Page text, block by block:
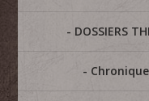
DOSSIERS